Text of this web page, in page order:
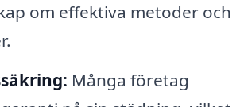
om effektiva metoder och
Många företag